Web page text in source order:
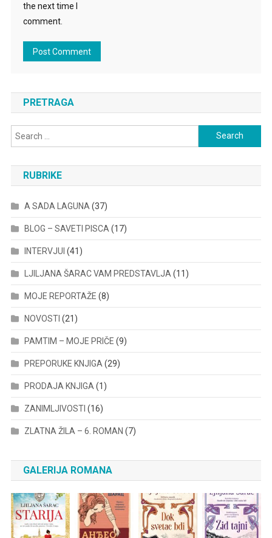
the next time I
comment.
PRETRAGA
Search
for:
RUBRIKE
A SADA LAGUNA (37)
BLOG – SAVETI PISCA (17)
INTERVJUI (41)
LJILJANA ŠARAC VAM PREDSTAVLJA (11)
MOJE REPORTAŽE (8)
NOVOSTI (21)
PAMTIM – MOJE PRIČE (9)
PREPORUKE KNJIGA (29)
PRODAJA KNJIGA (1)
ZANIMLJIVOSTI (16)
ZLATNA ŽILA – 6. ROMAN (7)
GALERIJA ROMANA